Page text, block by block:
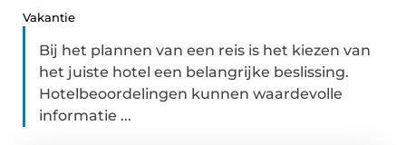
Vakantie
Bij het plannen van een reis is het kiezen van
het juiste hotel een belangrijke beslissing.
Hotelbeoordelingen kunnen waardevolle
informatie ...